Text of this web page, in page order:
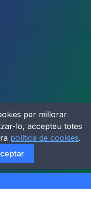
per millorar
lo, accepteu totes
política de cookies.